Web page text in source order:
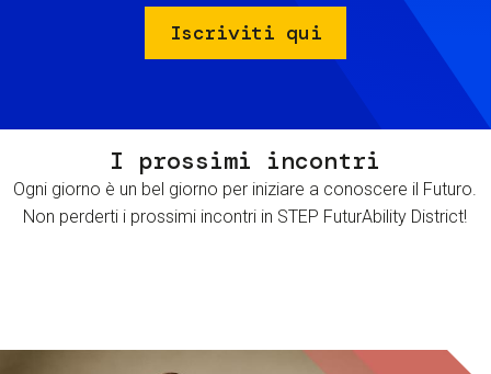
Iscriviti qui
I prossimi incontri
Ogni giorno è un bel giorno per iniziare a conoscere il Futuro.
Non perderti i prossimi incontri in STEP FuturAbility District!